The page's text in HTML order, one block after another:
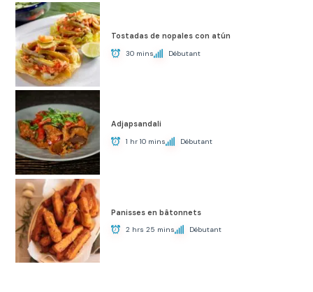
Tostadas de nopales con atún
30 mins Débutant
Adjapsandali
1 hr 10 mins Débutant
Panisses en bâtonnets
2 hrs 25 mins Débutant